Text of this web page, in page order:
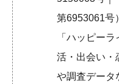
第6953061号
「ハッピー
活・出会い・
や調査データ